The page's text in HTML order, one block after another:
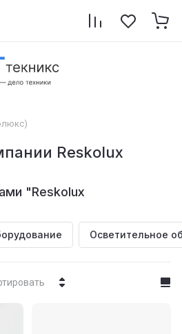
Reskolux
"Reskolux
Осветительное